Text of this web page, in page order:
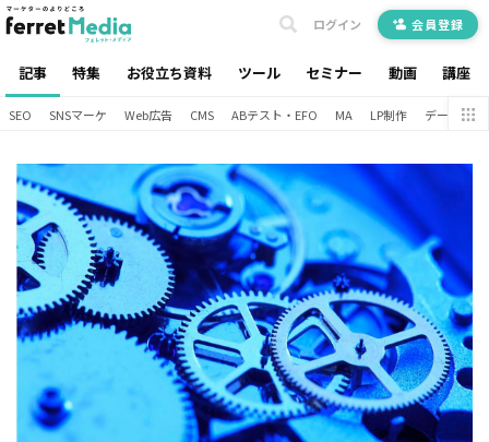
記事 特集 お役立ち資料 ツール セミナー 動画 講座
ログイン 会員登録
SEO SNSマーケ Web広告 CMS ABテスト・EFO MA LP制作 データ分析